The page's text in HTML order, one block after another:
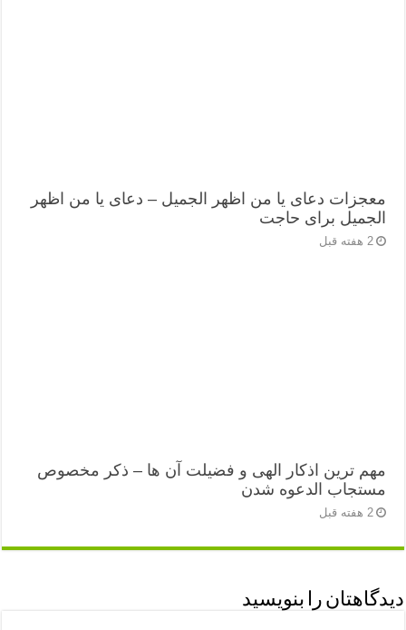
معجزات دعای یا من اظهر الجمیل – دعای یا من اظهر
الجمیل برای حاجت
2 هفته قبل
مهم ترین اذکار الهی و فضیلت آن ها – ذکر مخصوص
مستجاب الدعوه شدن
2 هفته قبل
دیدگاهتان را بنویسید